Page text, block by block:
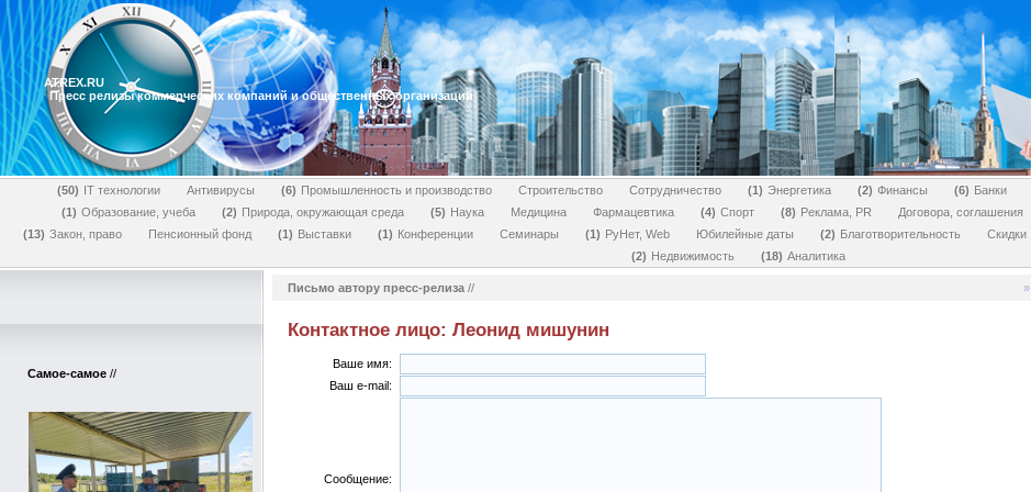
ATREX.RU
Пресс релизы коммерческих компаний и общественных организаций
50 IT технологии Антивирусы 6 Промышленность и производство Строительство Сотрудничество 1 Энергетика 2 Финансы 6 Банки
1
Образование, учеба 2 Природа, окружающая среда 5 Наука Медицина Фармацевтика 4 Спорт 8 Реклама, PR Договора, соглашения
13
Закон, право Пенсионный фонд 1 Выставки 1 Конференции Семинары 1 РуНет, Web Юбилейные даты 2 Благотворительность Скидки
2
Недвижимость 18 Аналитика
Самое-самое //
Письмо автору пресс-релиза // »
Контактное лицо: Леонид мишунин
Ваше имя:
Ваш e-mail:
Сообщение: